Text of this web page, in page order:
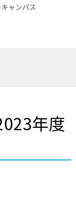
ャンパス
年度